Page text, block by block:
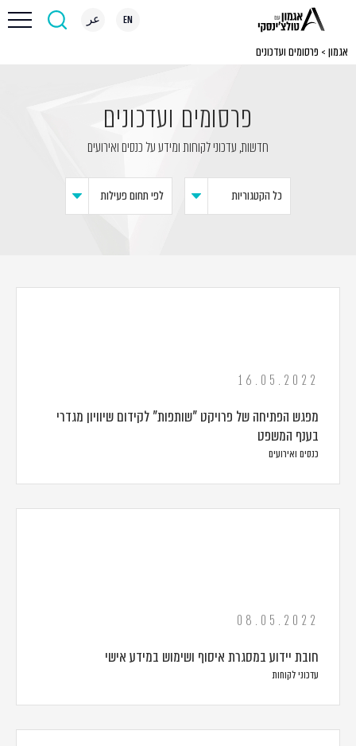
EN عر
אגמון > פרסומים ועדכונים
פרסומים ועדכונים
חדשות, עדכוני לקוחות ומידע על כנסים ואירועים
16.05.2022
מפגש הפתיחה של פרויקט "שותפות" לקידום שיוויון מגדרי
בענף המשפט
כנסים ואירועים
08.05.2022
חובת יידוע במסגרת איסוף ושימוש במידע אישי
עדכוני לקוחות